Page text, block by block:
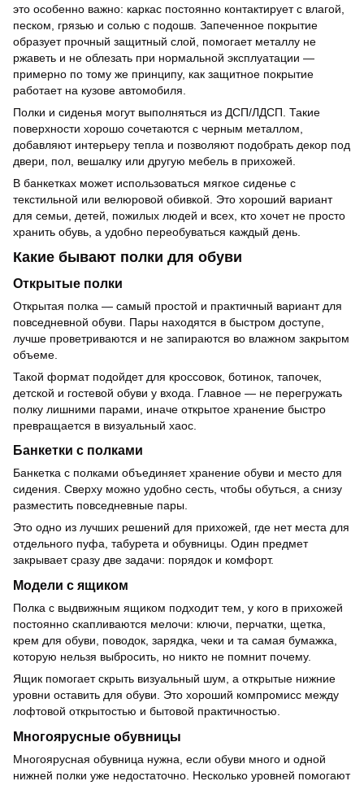
это особенно важно: каркас постоянно контактирует с влагой,
песком, грязью и солью с подошв. Запеченное покрытие
образует прочный защитный слой, помогает металлу не
ржаветь и не облезать при нормальной эксплуатации —
примерно по тому же принципу, как защитное покрытие
работает на кузове автомобиля.
Полки и сиденья могут выполняться из ДСП/ЛДСП. Такие
поверхности хорошо сочетаются с черным металлом,
добавляют интерьеру тепла и позволяют подобрать декор под
двери, пол, вешалку или другую мебель в прихожей.
В банкетках может использоваться мягкое сиденье с
текстильной или велюровой обивкой. Это хороший вариант
для семьи, детей, пожилых людей и всех, кто хочет не просто
хранить обувь, а удобно переобуваться каждый день.
Какие бывают полки для обуви
Открытые полки
Открытая полка — самый простой и практичный вариант для
повседневной обуви. Пары находятся в быстром доступе,
лучше проветриваются и не запираются во влажном закрытом
объеме.
Такой формат подойдет для кроссовок, ботинок, тапочек,
детской и гостевой обуви у входа. Главное — не перегружать
полку лишними парами, иначе открытое хранение быстро
превращается в визуальный хаос.
Банкетки с полками
Банкетка с полками объединяет хранение обуви и место для
сидения. Сверху можно удобно сесть, чтобы обуться, а снизу
разместить повседневные пары.
Это одно из лучших решений для прихожей, где нет места для
отдельного пуфа, табурета и обувницы. Один предмет
закрывает сразу две задачи: порядок и комфорт.
Модели с ящиком
Полка с выдвижным ящиком подходит тем, у кого в прихожей
постоянно скапливаются мелочи: ключи, перчатки, щетка,
крем для обуви, поводок, зарядка, чеки и та самая бумажка,
которую нельзя выбросить, но никто не помнит почему.
Ящик помогает скрыть визуальный шум, а открытые нижние
уровни оставить для обуви. Это хороший компромисс между
лофтовой открытостью и бытовой практичностью.
Многоярусные обувницы
Многоярусная обувница нужна, если обуви много и одной
нижней полки уже недостаточно. Несколько уровней помогают